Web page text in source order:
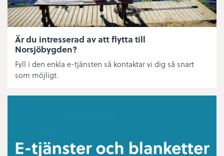
Är du intresserad av att flytta till
Norsjöbygden?
Fyll i den enkla e-tjänsten så kontaktar vi dig så snart
som möjligt.
Nytt abonnemang fritidshus
Fritidsanläggningar
Ishallens tider
Bredband/fiber/driftstatus